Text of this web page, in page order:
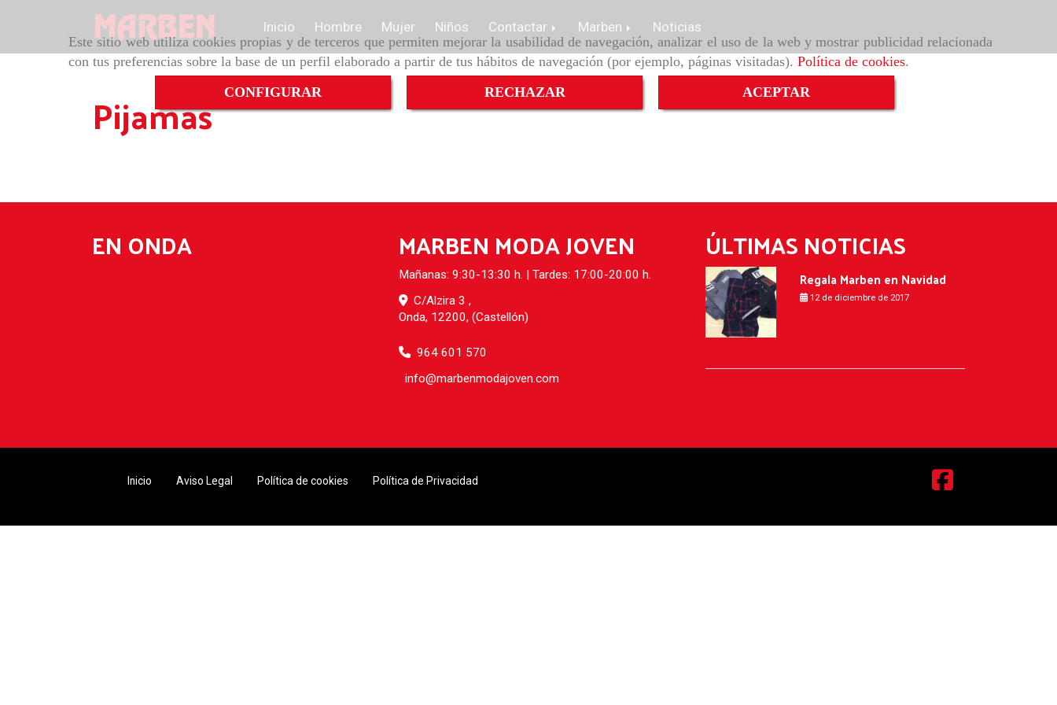
Este sitio web utiliza cookies propias y de terceros que permiten mejorar la usabilidad de navegación, analizar el uso de la web y mostrar publicidad relacionada
con tus preferencias sobre la base de un perfil elaborado a partir de tus hábitos de navegación (por ejemplo, páginas visitadas). Política de cookies.
CONFIGURAR
RECHAZAR ACEPTAR
Inicio Hombre Mujer Niños Contactar Marben Noticias
Pijamas
EN ONDA MARBEN MODA JOVEN
Mañanas: 9:30-13:30 h. | Tardes: 17:00-20:00 h.
C/Alzira 3 ,
Onda, 12200, (Castellón)
964 601 570
info
marbenmodajoven.com
ÚLTIMAS NOTICIAS
Regala Marben en Navidad
12 de diciembre de 2017
Inicio Aviso Legal Política de cookies Política de Privacidad